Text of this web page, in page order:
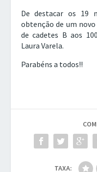
De destacar os 19
obtenção de um
de cadetes B aos
Laura Varela.
Parabéns a todos!!
TAXA: